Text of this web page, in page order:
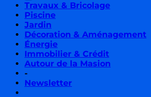
Travaux & Bricolage
Piscine
Jardin
Décoration & Aménagement
Énergie
Immobilier & Crédit
Autour de la Masion
-
Newsletter